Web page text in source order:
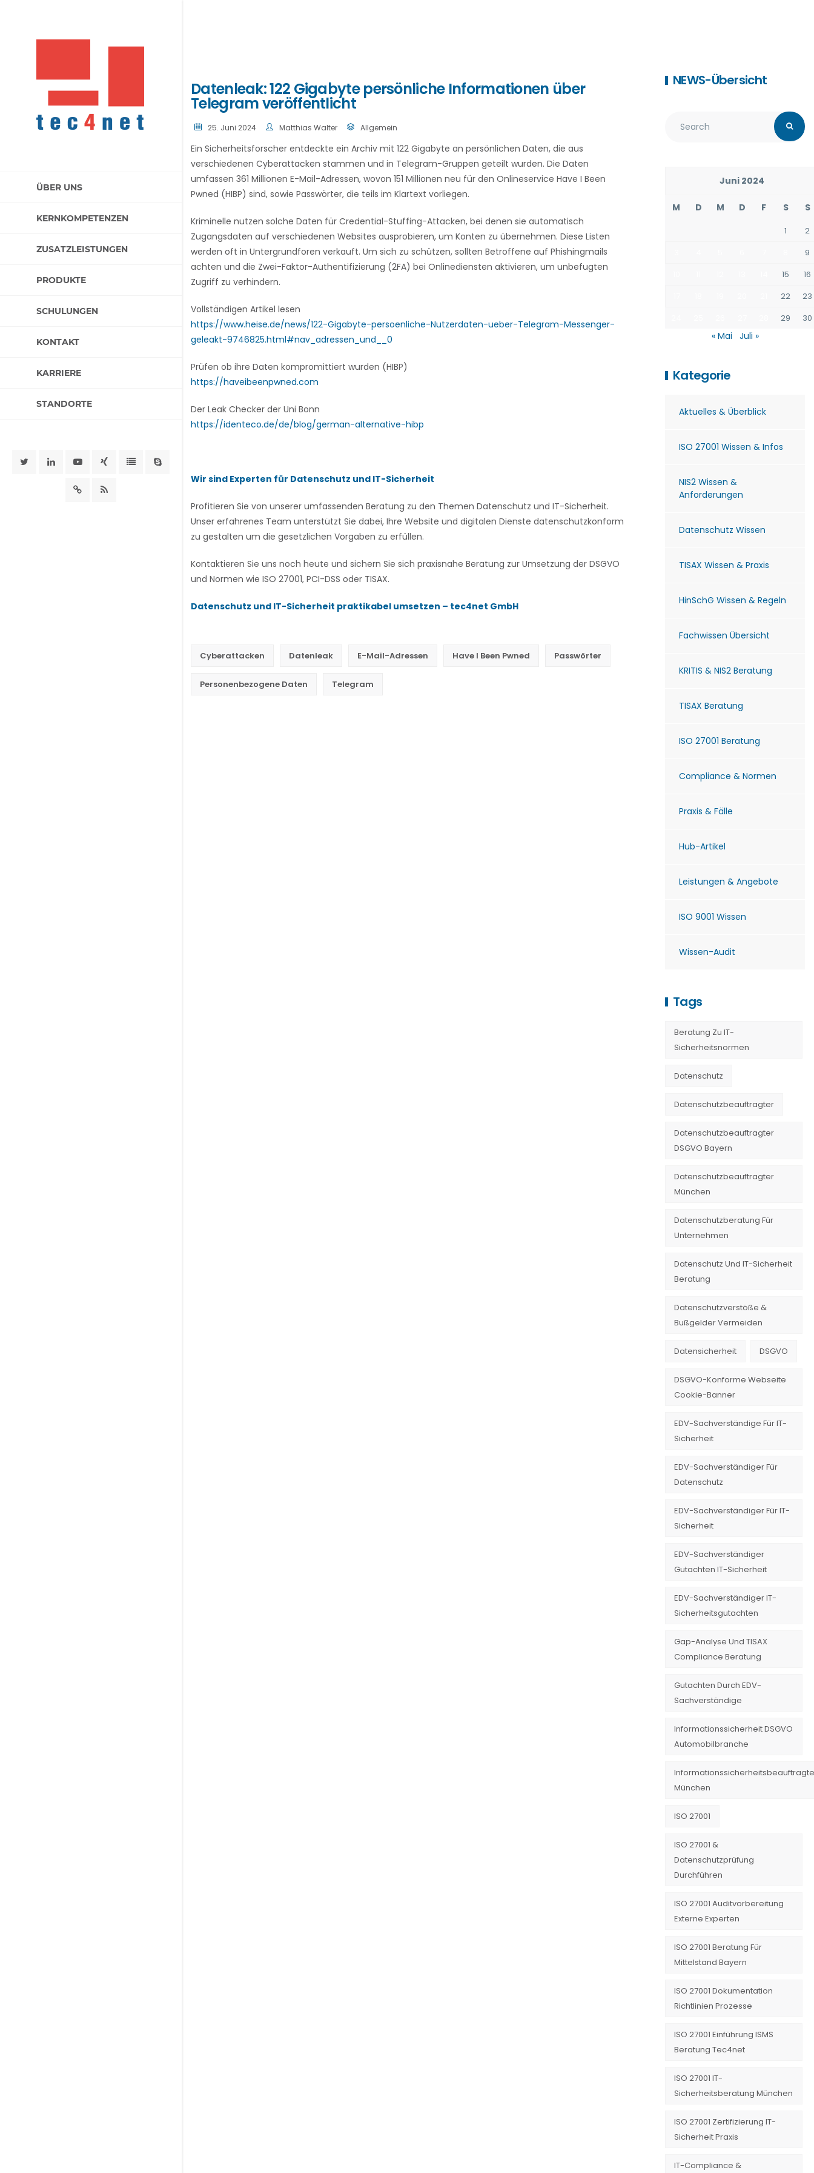
ÜBER UNS
KERNKOMPETENZEN
ZUSATZLEISTUNGEN
PRODUKTE
SCHULUNGEN
KONTAKT
KARRIERE
STANDORTE
Datenleak: 122 Gigabyte persönliche Informationen über
Telegram veröffentlicht
25. Juni 2024 Matthias Walter Allgemein
Ein Sicherheitsforscher entdeckte ein Archiv mit 122 Gigabyte an persönlichen Daten, die aus
verschiedenen Cyberattacken stammen und in Telegram-Gruppen geteilt wurden. Die Daten
umfassen 361 Millionen E-Mail-Adressen, wovon 151 Millionen neu für den Onlineservice Have I Been
Pwned (HIBP) sind, sowie Passwörter, die teils im Klartext vorliegen.
Kriminelle nutzen solche Daten für Credential-Stuffing-Attacken, bei denen sie automatisch
Zugangsdaten auf verschiedenen Websites ausprobieren, um Konten zu übernehmen. Diese Listen
werden oft in Untergrundforen verkauft. Um sich zu schützen, sollten Betroffene auf Phishingmails
achten und die Zwei-Faktor-Authentifizierung (2FA) bei Onlinediensten aktivieren, um unbefugten
Zugriff zu verhindern.
Vollständigen Artikel lesen
https://www.heise.de/news/122-Gigabyte-persoenliche-Nutzerdaten-ueber-Telegram-Messenger-
geleakt-9746825.html#nav_adressen_und__0
Prüfen ob ihre Daten kompromittiert wurden (HIBP)
https://haveibeenpwned.com
Der Leak Checker der Uni Bonn
https://identeco.de/de/blog/german-alternative-hibp
Wir sind Experten für Datenschutz und IT-Sicherheit
Profitieren Sie von unserer umfassenden Beratung zu den Themen Datenschutz und IT-Sicherheit.
Unser erfahrenes Team unterstützt Sie dabei, Ihre Website und digitalen Dienste datenschutzkonform
zu gestalten um die gesetzlichen Vorgaben zu erfüllen.
Kontaktieren Sie uns noch heute und sichern Sie sich praxisnahe Beratung zur Umsetzung der DSGVO
und Normen wie ISO 27001, PCI-DSS oder TISAX.
Datenschutz und IT-Sicherheit praktikabel umsetzen – tec4net GmbH
Cyberattacken Datenleak E-Mail-Adressen Have I Been Pwned Passwörter
Personenbezogene Daten Telegram
NEWS-Übersicht
Juni 2024
M D M D F S S
1
2
9
15
16
22
23
29 30
« Mai Juli »
Kategorie
Aktuelles & Überblick
ISO 27001 Wissen & Infos
NIS2 Wissen &
Anforderungen
Datenschutz Wissen
TISAX Wissen & Praxis
HinSchG Wissen & Regeln
Fachwissen Übersicht
KRITIS & NIS2 Beratung
TISAX Beratung
ISO 27001 Beratung
Compliance & Normen
Praxis & Fälle
Hub-Artikel
Leistungen & Angebote
ISO 9001 Wissen
Wissen-Audit
Tags
Beratung Zu IT-
Sicherheitsnormen
Datenschutz
Datenschutzbeauftragter
Datenschutzbeauftragter
DSGVO Bayern
Datenschutzbeauftragter
München
Datenschutzberatung Für
Unternehmen
Datenschutz Und IT-Sicherheit
Beratung
Datenschutzverstöße &
Bußgelder Vermeiden
Datensicherheit DSGVO
DSGVO-Konforme Webseite
Cookie-Banner
EDV-Sachverständige Für IT-
Sicherheit
EDV-Sachverständiger Für
Datenschutz
EDV-Sachverständiger Für IT-
Sicherheit
EDV-Sachverständiger
Gutachten IT-Sicherheit
EDV-Sachverständiger IT-
Sicherheitsgutachten
Gap-Analyse Und TISAX
Compliance Beratung
Gutachten Durch EDV-
Sachverständige
Informationssicherheit DSGVO
Automobilbranche
München
ISO 27001
ISO 27001 &
Datenschutzprüfung
Durchführen
ISO 27001 Auditvorbereitung
Externe Experten
ISO 27001 Beratung Für
Mittelstand Bayern
ISO 27001 Dokumentation
Richtlinien Prozesse
ISO 27001 Einführung ISMS
Beratung Tec4net
ISO 27001 IT-
Sicherheitsberatung München
ISO 27001 Zertifizierung IT-
Sicherheit Praxis
IT-Compliance &